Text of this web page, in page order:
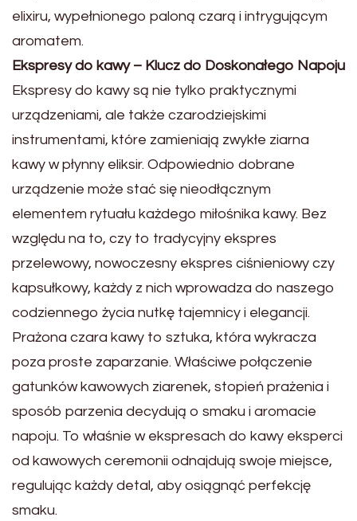
elixiru, wypełnionego paloną czarą i intrygującym
aromatem.
Ekspresy do kawy – Klucz do Doskonałego Napoju
Ekspresy do kawy są nie tylko praktycznymi
urządzeniami, ale także czarodziejskimi
instrumentami, które zamieniają zwykłe ziarna
kawy w płynny eliksir. Odpowiednio dobrane
urządzenie może stać się nieodłącznym
elementem rytuału każdego miłośnika kawy. Bez
względu na to, czy to tradycyjny ekspres
przelewowy, nowoczesny ekspres ciśnieniowy czy
kapsułkowy, każdy z nich wprowadza do naszego
codziennego życia nutkę tajemnicy i elegancji.
Prażona czara kawy to sztuka, która wykracza
poza proste zaparzanie. Właściwe połączenie
gatunków kawowych ziarenek, stopień prażenia i
sposób parzenia decydują o smaku i aromacie
napoju. To właśnie w ekspresach do kawy eksperci
od kawowych ceremonii odnajdują swoje miejsce,
regulując każdy detal, aby osiągnąć perfekcję
smaku.